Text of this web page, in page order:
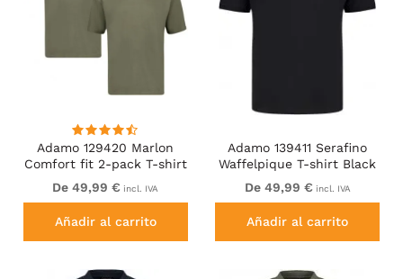
Adamo 129420 Marlon
Comfort fit 2-pack T-shirt
Olive Green
De 49,99 € incl. IVA
Añadir al carrito
Adamo 139411 Serafino
Waffelpique T-shirt Black
De 49,99 € incl. IVA
Añadir al carrito